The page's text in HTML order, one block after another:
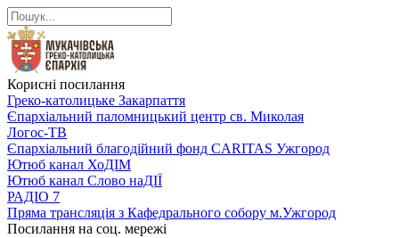
Корисні посилання
Греко-католицьке Закарпаття
Єпархіальний паломницький центр св. Миколая
Логос-ТВ
Єпархіальний благодійний фонд CARITAS Ужгород
Ютюб канал ХоДІМ
Ютюб канал Слово наДІЇ
РАДІО 7
Пряма трансляція з Кафедрального собору м.Ужгород
Посилання на соц. мережі